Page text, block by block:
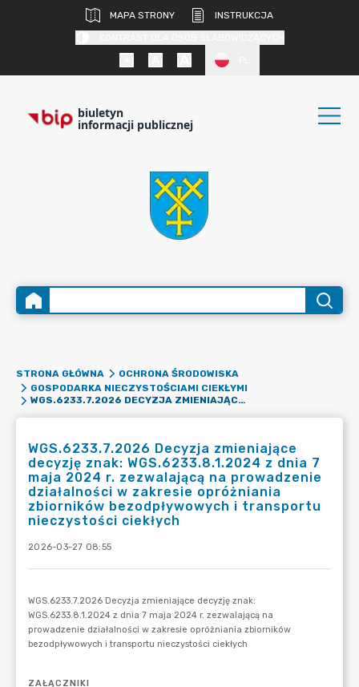
MAPA STRONY
INSTRUKCJA
biuletyn
informacji publicznej
STRONA GŁÓWNA
OCHRONA ŚRODOWISKA
GOSPODARKA NIECZYSTOŚCIAMI CIEKŁYMI
WGS.6233.7.2026 DECYZJA ZMIENIAJĄCE DECYZJĘ ZNAK: WGS.6233.8.1.2024 Z DNIA 7 MAJA 2024 R. ZEZWALAJĄCĄ NA PROWADZENIE DZIAŁALNOŚCI W ZAKRESIE OPRÓŻNIANIA ZBIORNIKÓW BEZODPŁYWOWYCH I TRANSPORTU NIECZYSTOŚCI CIEKŁYCH
WGS.6233.7.2026 Decyzja zmieniające
decyzję znak: WGS.6233.8.1.2024 z dnia 7
maja 2024 r. zezwalającą na prowadzenie
działalności w zakresie opróżniania
zbiorników bezodpływowych i transportu
nieczystości ciekłych
2026-03-27 08:55
ZAŁĄCZNIKI